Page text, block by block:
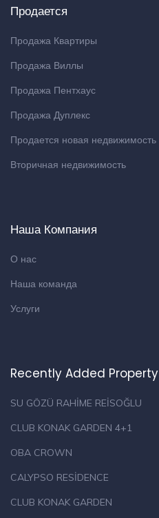
Продается
Продажа Квартиры
Продажа Виллы
Продажа Пентхаус
Продажа Дуплекс
Продается новая недвижимость
Вторичная недвижимость
Наша Компания
О нас
Наша команда
Услуги
Recently Added Property
SU GÖZÜ RAHİME REİSOĞLU
CLUB KONAK GARDEN 4+1
OBA CROWN
CALYPSO RESİDENCE
CLUB KONAK GARDEN